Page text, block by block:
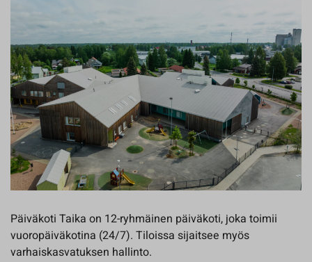
Päiväkoti Taika on 12-ryhmäinen päiväkoti, joka toimii
vuoropäiväkotina (24/7). Tiloissa sijaitsee myös
varhaiskasvatuksen hallinto.